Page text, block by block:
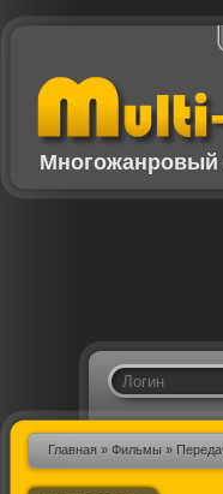
Многожанровый
Главная » Фильмы »